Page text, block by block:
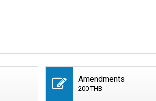
Amendments
200 THB